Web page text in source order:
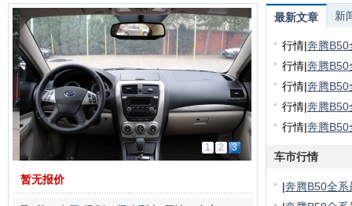
1 2 3
暂无报价
最新文章 新
行情|奔腾B50
行情|奔腾B50
行情|奔腾B50
行情|奔腾B50
行情|奔腾B50
车市行情
|奔腾B50全